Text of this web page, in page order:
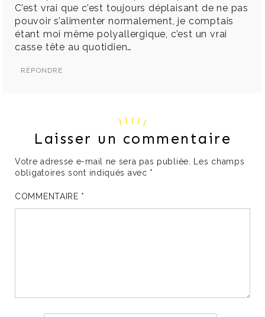
C’est vrai que c’est toujours déplaisant de ne pas
pouvoir s’alimenter normalement, je comptais
étant moi même polyallergique, c’est un vrai
casse tête au quotidien…
RÉPONDRE
Laisser un commentaire
Votre adresse e-mail ne sera pas publiée. Les champs
obligatoires sont indiqués avec *
COMMENTAIRE *